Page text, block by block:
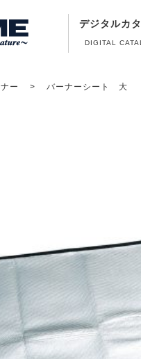
デジタルカ
DIGITAL
ー バーナーシート 大